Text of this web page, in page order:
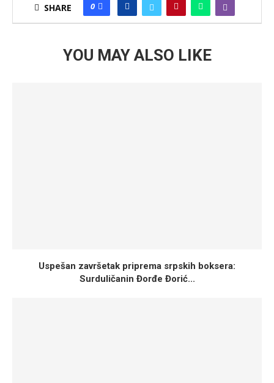
SHARE 0
YOU MAY ALSO LIKE
Uspešan završetak priprema srpskih boksera:
Surduličanin Đorđe Đorić...